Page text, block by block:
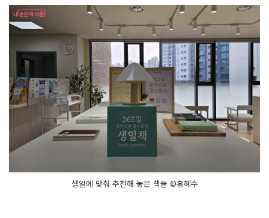
생일에 맞춰 추천해 놓은 책들 ©홍혜수